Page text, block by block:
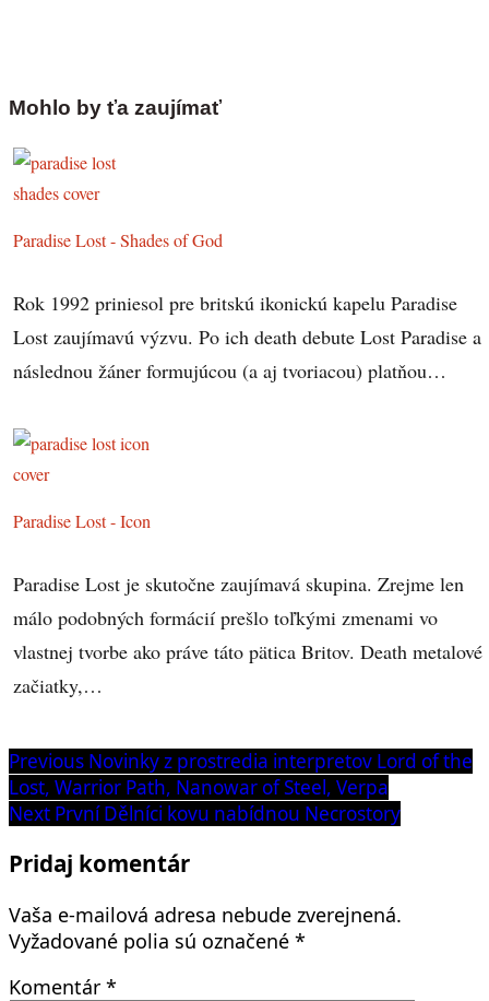
Mohlo by ťa zaujímať
Paradise Lost - Shades of God
Rok 1992 priniesol pre britskú ikonickú kapelu Paradise
Lost zaujímavú výzvu. Po ich death debute Lost Paradise a
následnou žáner formujúcou (a aj tvoriacou) platňou…
Paradise Lost - Icon
Paradise Lost je skutočne zaujímavá skupina. Zrejme len
málo podobných formácií prešlo toľkými zmenami vo
vlastnej tvorbe ako práve táto pätica Britov. Death metalové
začiatky,…
Navigácia
v
článku
Previous Previous
post:
Novinky z prostredia interpretov Lord of the
Lost, Warrior Path, Nanowar of Steel, Verpa
Next Next
První Dělníci kovu nabídnou Necrostory
Pridaj komentár
Vaša e-mailová adresa nebude zverejnená.
Vyžadované polia sú označené *
Komentár *